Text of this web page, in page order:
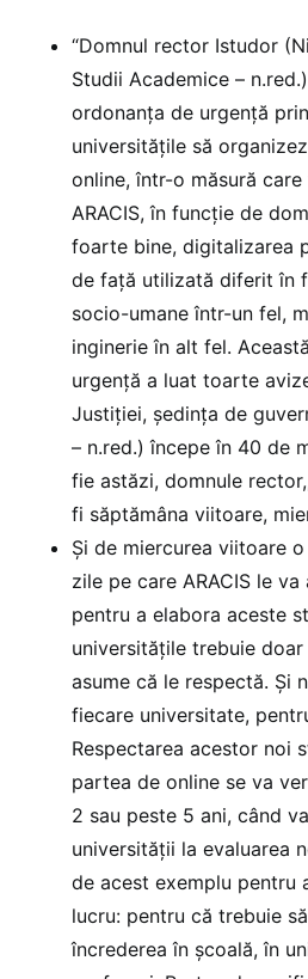
“Domnul rector Istudor
Studii Academice –
ordonanța de urgență
universitățile să
online, într-o măsură
ARACIS, în funcție de
foarte bine, digitalizarea
de față utilizată diferit în
socio-umane într-un fel,
inginerie în alt fel.
urgență a luat toarte
Justiției, ședința de
– n.red.) începe în 40 de
fie astăzi, domnule
fi săptămâna viitoare,
Și de miercurea viitoare
zile pe care ARACIS le
pentru a elabora aceste
universitățile trebuie
asume că le respectă. Și
fiecare universitate,
Respectarea acestor noi
partea de online se va
2 sau peste 5 ani, când
universității la evaluarea
de acest exemplu pentru
lucru: pentru că trebuie
încrederea în școală, în